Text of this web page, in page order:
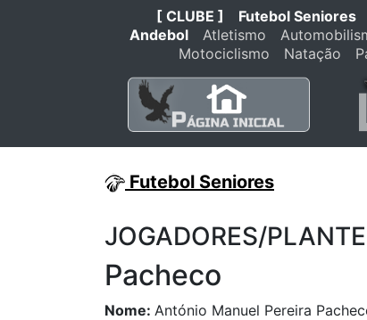
[ CLUBE ] Futebol Seniores
Andebol
Atletismo
Motociclismo
Natação
Futebol Seniores
JOGADORES/
Pacheco
Nome: António Manuel Pereira